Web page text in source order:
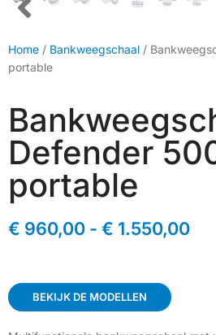
Home / Bankweegschaal /
portable
Defender
portable
€ 960,00 - € 1.550,00
BEKIJK DE MODELLEN